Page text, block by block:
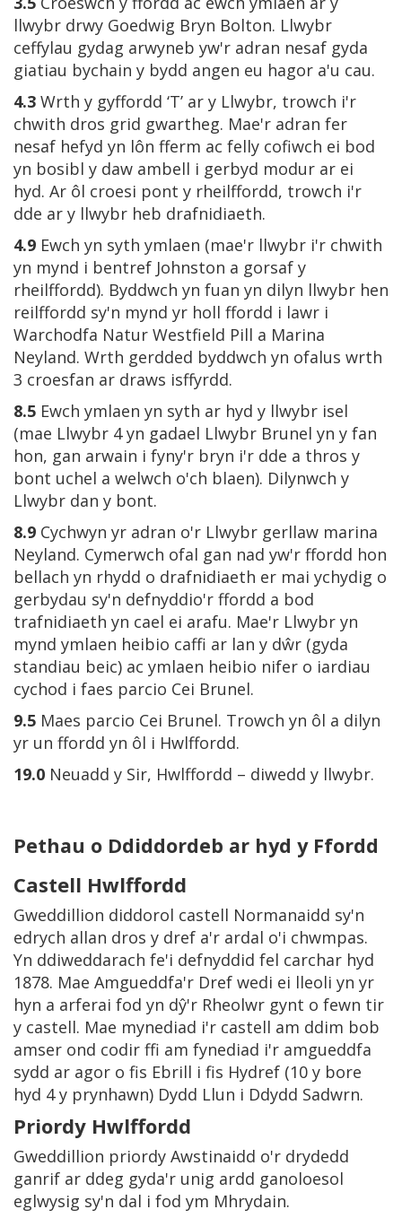
llwybr drwy Goedwig Bryn Bolton. Llwybr
ceffylau gydag arwyneb yw'r adran nesaf gyda
giatiau bychain y bydd angen eu hagor a'u cau.
4.3 Wrth y gyffordd ‘T’ ar y Llwybr, trowch i'r
chwith dros grid gwartheg. Mae'r adran fer
nesaf hefyd yn lôn fferm ac felly cofiwch ei bod
yn bosibl y daw ambell i gerbyd modur ar ei
hyd. Ar ôl croesi pont y rheilffordd, trowch i'r
dde ar y llwybr heb drafnidiaeth.
4.9 Ewch yn syth ymlaen (mae'r llwybr i'r chwith
yn mynd i bentref Johnston a gorsaf y
rheilffordd). Byddwch yn fuan yn dilyn llwybr hen
reilffordd sy'n mynd yr holl ffordd i lawr i
Warchodfa Natur Westfield Pill a Marina
Neyland. Wrth gerdded byddwch yn ofalus wrth
3 croesfan ar draws isffyrdd.
8.5 Ewch ymlaen yn syth ar hyd y llwybr isel
(mae Llwybr 4 yn gadael Llwybr Brunel yn y fan
hon, gan arwain i fyny'r bryn i'r dde a thros y
bont uchel a welwch o'ch blaen). Dilynwch y
Llwybr dan y bont.
8.9 Cychwyn yr adran o'r Llwybr gerllaw marina
Neyland. Cymerwch ofal gan nad yw'r ffordd hon
bellach yn rhydd o drafnidiaeth er mai ychydig o
gerbydau sy'n defnyddio'r ffordd a bod
trafnidiaeth yn cael ei arafu. Mae'r Llwybr yn
mynd ymlaen heibio caffi ar lan y dŵr (gyda
standiau beic) ac ymlaen heibio nifer o iardiau
cychod i faes parcio Cei Brunel.
9.5 Maes parcio Cei Brunel. Trowch yn ôl a dilyn
yr un ffordd yn ôl i Hwlffordd.
19.0 Neuadd y Sir, Hwlffordd – diwedd y llwybr.
Pethau o Ddiddordeb ar hyd y Ffordd
Castell Hwlffordd
Gweddillion diddorol castell Normanaidd sy'n
edrych allan dros y dref a'r ardal o'i chwmpas.
Yn ddiweddarach fe'i defnyddid fel carchar hyd
1878. Mae Amgueddfa'r Dref wedi ei lleoli yn yr
hyn a arferai fod yn dŷ'r Rheolwr gynt o fewn tir
y castell. Mae mynediad i'r castell am ddim bob
amser ond codir ffi am fynediad i'r amgueddfa
sydd ar agor o fis Ebrill i fis Hydref (10 y bore
hyd 4 y prynhawn) Dydd Llun i Ddydd Sadwrn.
Priordy Hwlffordd
Gweddillion priordy Awstinaidd o'r drydedd
ganrif ar ddeg gyda'r unig ardd ganoloesol
eglwysig sy'n dal i fod ym Mhrydain.